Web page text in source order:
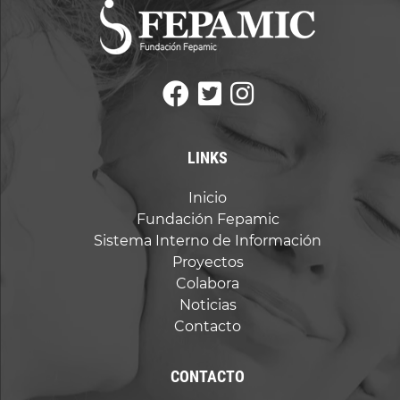
LINKS
Inicio
Fundación Fepamic
Sistema Interno de Información
Proyectos
Colabora
Noticias
Contacto
CONTACTO